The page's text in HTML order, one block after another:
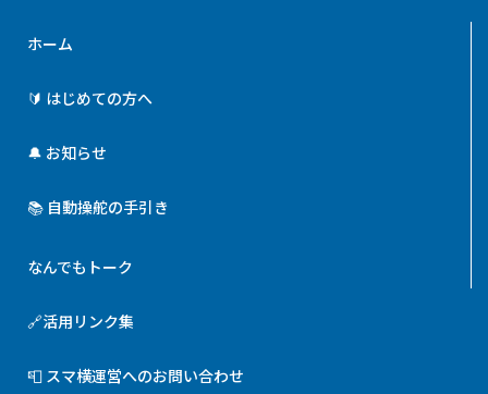
ホーム
🔰 はじめての方へ
🔔 お知らせ
📚 自動操舵の手引き
なんでもトーク
🔗活用リンク集
📮 スマ横運営へのお問い合わせ